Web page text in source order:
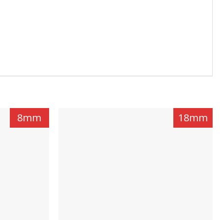
8mm 18mm